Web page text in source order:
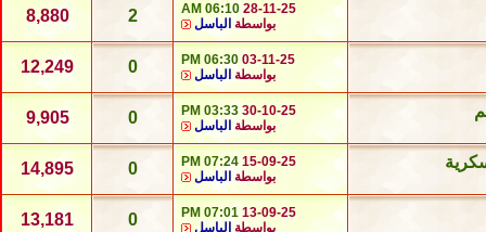
28-11-25
06:10 AM
بواسطة الباسل 2
8,880
03-11-25
06:30 PM
بواسطة الباسل 0
12,249
30-10-25
03:33 PM
بواسطة الباسل 0
9,905
15-09-25
07:24 PM
بواسطة الباسل 0
14,895
13-09-25
07:01 PM
بواسطة الباسل 0
13,181